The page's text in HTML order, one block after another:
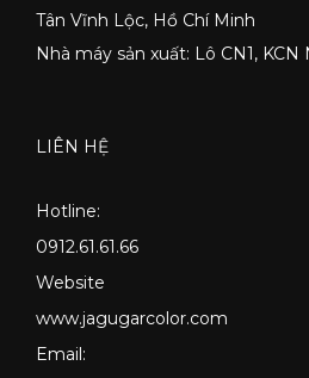
Tân Vĩnh Lộc, Hồ Chí Minh
Nhà máy sản xuất: Lô CN1,
LIÊN HỆ
Hotline:
0912.61.61.66
Website
www.jagugarcolor.com
Email: